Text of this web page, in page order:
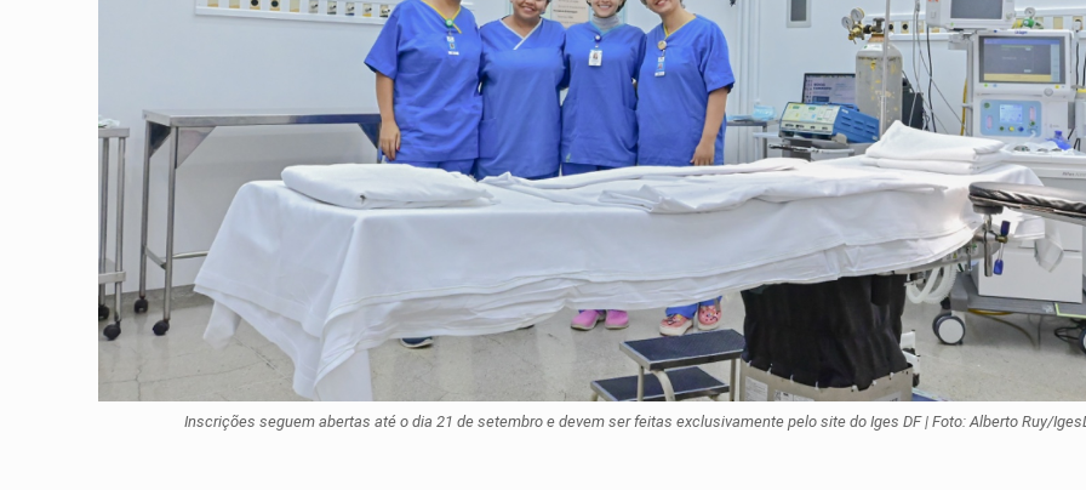
Inscrições seguem abertas até o dia 21 de setembro e devem ser feitas exclusivamente pelo site do Iges DF | Foto: Alberto Ruy/